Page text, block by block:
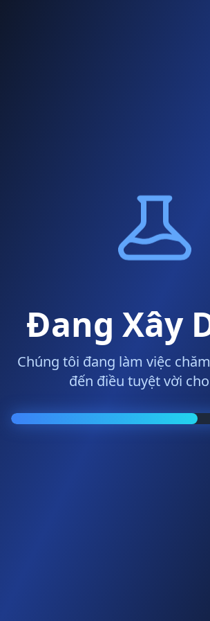
Đang Xây
Chúng tôi đang làm việc
đến điều tuyệt vời